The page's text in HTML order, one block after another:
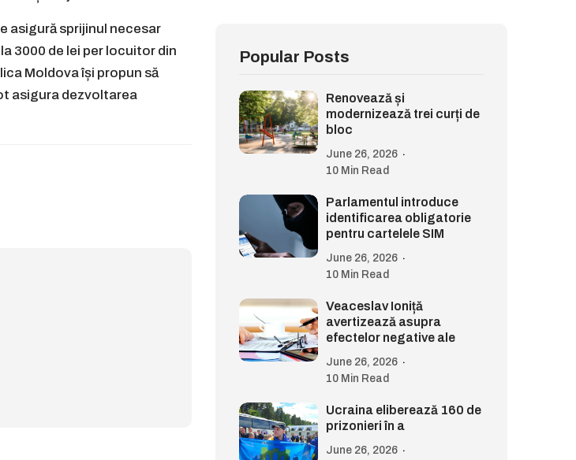
asigură sprijinul necesar
3000 de lei per locuitor din
Moldova își propun să
asigura dezvoltarea
Popular Posts
Renovează și
modernizează trei curți de
bloc
June 26, 2026
10 Min Read
Parlamentul introduce
identificarea obligatorie
pentru cartelele SIM
June 26, 2026
10 Min Read
Veaceslav Ioniță
avertizează asupra
efectelor negative ale
June 26, 2026
10 Min Read
Ucraina eliberează 160 de
prizonieri în a
June 26, 2026